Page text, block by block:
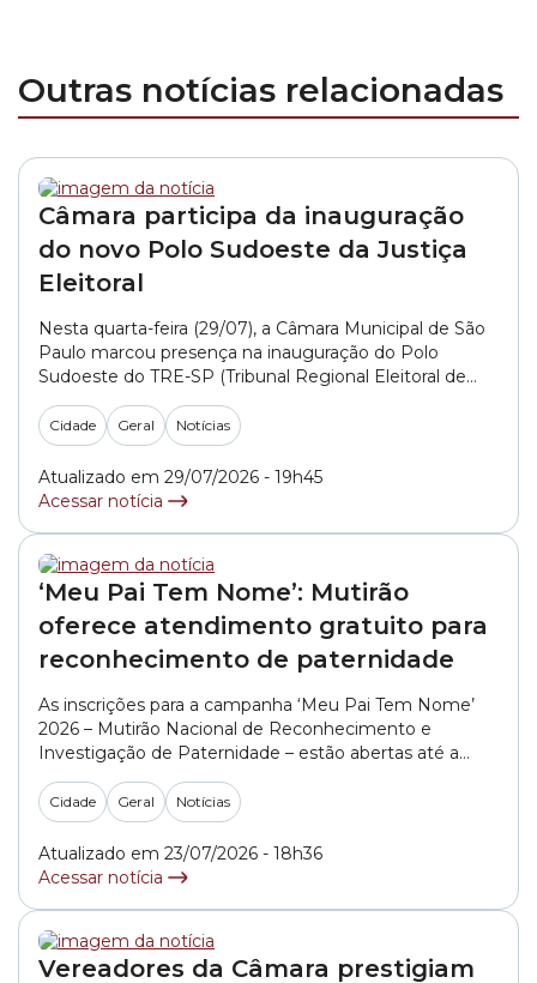
Outras notícias relacionadas
Câmara participa da inauguração
do novo Polo Sudoeste da Justiça
Eleitoral
Nesta quarta-feira (29/07), a Câmara Municipal de São
Paulo marcou presença na inauguração do Polo
Sudoeste do TRE-SP (Tribunal Regional Eleitoral de
São Paulo). O Legislativo paulistano foi representado
pelo vereador Thammy Miranda (PSD). Localizado no
Butantã, o novo polo unifica cinco cartórios eleitorais
que atendem mais de 819 mil eleitores das regiões do
Jardim... »
Cidade Geral Notícias
Atualizado em 29/07/2026 - 19h45
Acessar notícia
‘Meu Pai Tem Nome’: Mutirão
oferece atendimento gratuito para
reconhecimento de paternidade
As inscrições para a campanha ‘Meu Pai Tem Nome’
2026 – Mutirão Nacional de Reconhecimento e
Investigação de Paternidade – estão abertas até a
próxima quinta-feira (30/07). Realizado pelo Condege
(Conselho Nacional das Defensoras e Defensores
Públicos-Gerais) em parceria com as Defensorias
Públicas de todo o país, a ação oferece atendimento
Cidade Geral Notícias
Atualizado em 23/07/2026 - 18h36
Acessar notícia
Vereadores da Câmara prestigiam